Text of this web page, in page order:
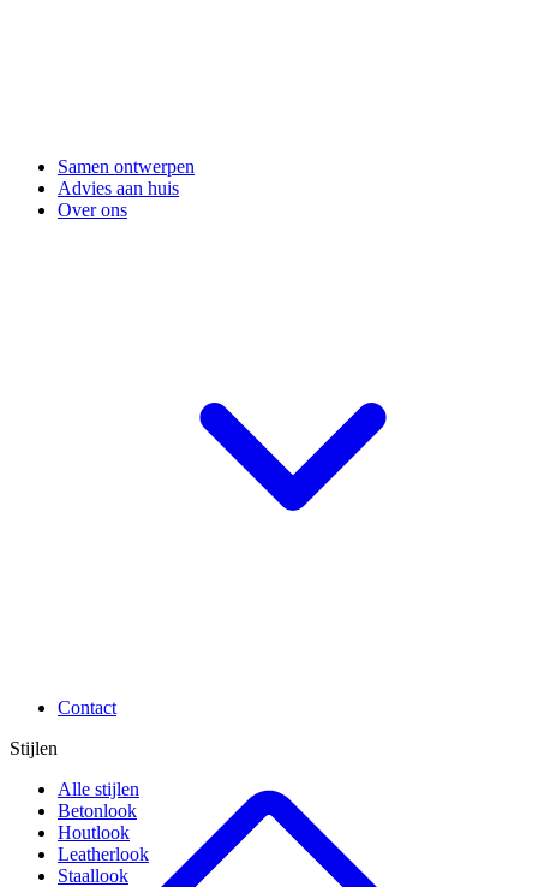
Samen ontwerpen
Advies aan huis
Over ons
Contact
Stijlen
Alle stijlen
Betonlook
Houtlook
Leatherlook
Staallook